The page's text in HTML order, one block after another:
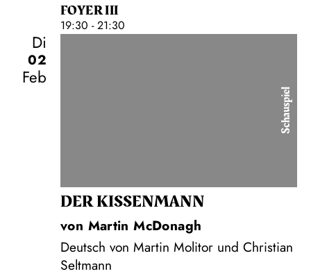
FOYER III
19:30 - 21:30
Di
02
Feb
Schauspiel
DER KISSEN­MANN
von Martin McDonagh
Deutsch von Martin Molitor und Christian
Seltmann